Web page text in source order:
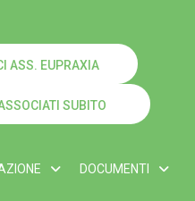
ASS. EUPRAXIA
SUBITO
DOCUMENTI